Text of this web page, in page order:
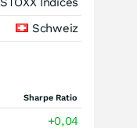
Schweiz
Sharpe Ratio
+0,04